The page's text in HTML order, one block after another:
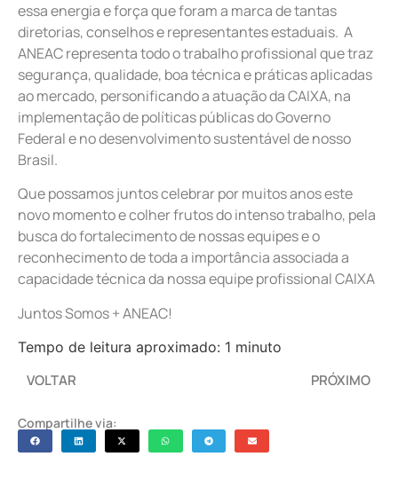
Compartilhe via:
essa energia e força que foram a marca de tantas
diretorias, conselhos e representantes estaduais. A
ANEAC representa todo o trabalho profissional que traz
segurança, qualidade, boa técnica e práticas aplicadas
ao mercado, personificando a atuação da CAIXA, na
implementação de políticas públicas do Governo
Federal e no desenvolvimento sustentável de nosso
Brasil.
Que possamos juntos celebrar por muitos anos este
novo momento e colher frutos do intenso trabalho, pela
busca do fortalecimento de nossas equipes e o
reconhecimento de toda a importância associada a
capacidade técnica da nossa equipe profissional CAIXA
Juntos Somos + ANEAC!
Tempo de leitura aproximado: 1 minuto
VOLTAR PRÓXIMO